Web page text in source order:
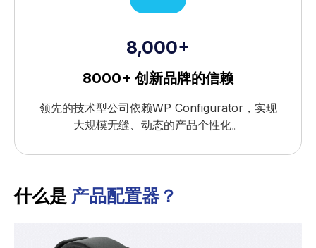
8,000+
8000+ 创新品牌的信赖
领先的技术型公司依赖WP Configurator，实现
大规模无缝、动态的产品个性化。
什么是 产品配置器？